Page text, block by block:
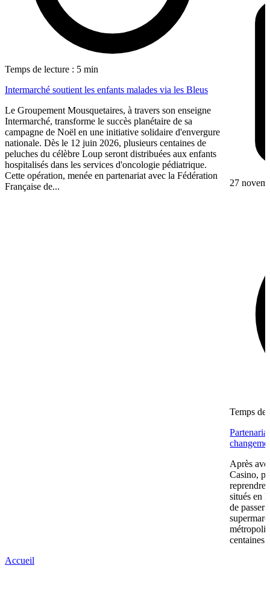
Temps de lecture : 5 min
Intermarché soutient les enfants malades via les Bleus
Le Groupement Mousquetaires, à travers son enseigne
Intermarché, transforme le succès planétaire de sa
campagne de Noël en une initiative solidaire d'envergure
nationale. Dès le 12 juin 2026, plusieurs centaines de
peluches du célèbre Loup seront distribuées aux enfants
hospitalisés dans les services d'oncologie pédiatrique.
Cette opération, menée en partenariat avec la Fédération
Française de...
27
Temps de
Après
Casino,
reprendre
situés en
de passer
centaines
Accueil